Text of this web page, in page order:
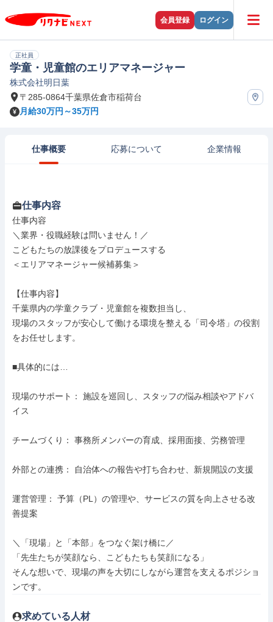
会員登録 ログイン
正社員
学童・児童館のエリアマネージャー
株式会社明日葉
〒285-0864千葉県佐倉市稲荷台
月給30万円～35万円
仕事概要 応募について 企業情報
仕事内容
仕事内容
＼業界・役職経験は問いません！／
こどもたちの放課後をプロデュースする
＜エリアマネージャー候補募集＞
【仕事内容】
千葉県内の学童クラブ・児童館を複数担当し、
現場のスタッフが安心して働ける環境を整える「司令塔」の役割
をお任せします。
■具体的には…
現場のサポート： 施設を巡回し、スタッフの悩み相談やアドバ
イス
チームづくり： 事務所メンバーの育成、採用面接、労務管理
外部との連携： 自治体への報告や打ち合わせ、新規開設の支援
運営管理： 予算（PL）の管理や、サービスの質を向上させる改
善提案
＼「現場」と「本部」をつなぐ架け橋に／
「先生たちが笑顔なら、こどもたちも笑顔になる」
そんな想いで、現場の声を大切にしながら運営を支えるポジショ
ンです。
求めている人材